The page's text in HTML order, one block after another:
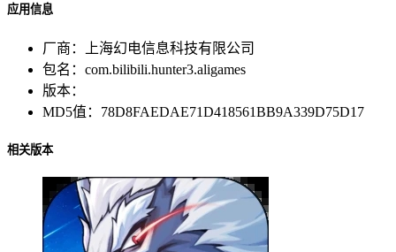
应用信息
厂商：
上海幻电信息科技有限公司
包名： com.bilibili.hunter3.aligames
版本：
MD5值： 78D8FAEDAE71D418561BB9A339D75D17
相关版本